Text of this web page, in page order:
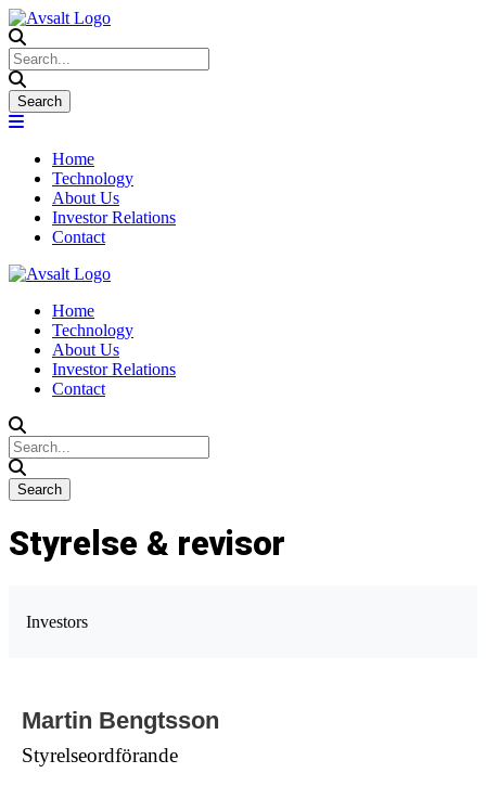
Home
Technology
About Us
Investor Relations
Contact
Home
Technology
About Us
Investor Relations
Contact
Styrelse & revisor
Investors
Pressmeddelanden
Rapporter
Martin Bengtsson
Styrelseordförande